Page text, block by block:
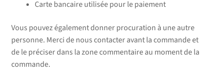
Carte bancaire utilisée pour le paiement
Vous pouvez également donner procuration à une autre
personne. Merci de nous contacter avant la commande et
de le préciser dans la zone commentaire au moment de la
commande.